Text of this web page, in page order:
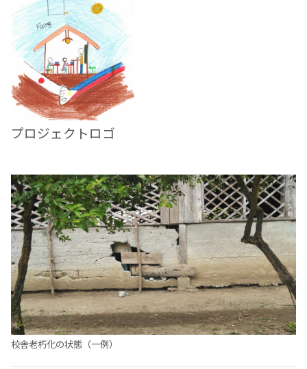
プロジェクトロゴ
校舎老朽化の状態（一例）